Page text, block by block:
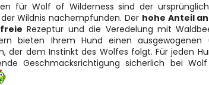
für Wolf of Wilderness sind der
Wildnis nachempfunden. Der hohe Anteil
Rezeptur und die Veredelung mit
bieten Ihrem Hund einen ausgewogenen
der dem Instinkt des Wolfes folgt. Für jeden
Geschmacksrichtigung sicherlich bei